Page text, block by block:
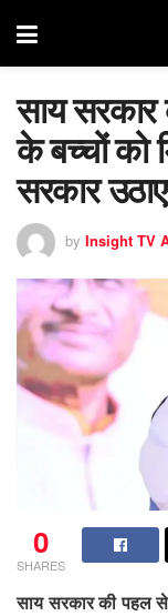
साय सरकार
के बच्चों को
सरकार
by Insight TV
0
SHARES
साय सरकार की पहल से